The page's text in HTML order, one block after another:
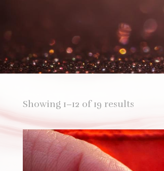
Showing 1–12 of 19 results